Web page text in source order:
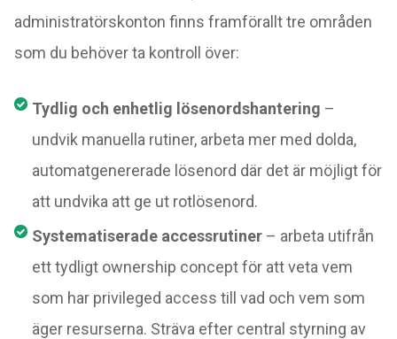
administratörskonton finns framförallt tre områden
som du behöver ta kontroll över:
Tydlig och enhetlig lösenordshantering –
undvik manuella rutiner, arbeta mer med dolda,
automatgenererade lösenord där det är möjligt för
att undvika att ge ut rotlösenord.
Systematiserade accessrutiner – arbeta utifrån
ett tydligt ownership concept för att veta vem
som har privileged access till vad och vem som
äger resurserna. Sträva efter central styrning av